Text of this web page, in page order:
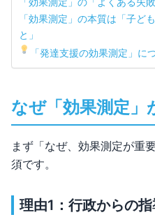
「効果測定」の本質は「子ど
と」
「発達支援の効果測定」に
なぜ「効果測定」
まず「なぜ、効果測定が重
須です。
理由1：行政からの